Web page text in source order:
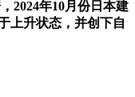
2024年10月份日本建
上升状态，并创下自